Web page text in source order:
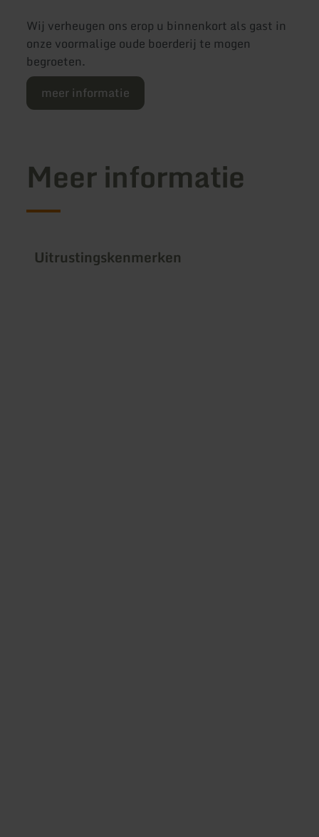
Wij verheugen ons erop u binnenkort als gast in
onze voormalige oude boerderij te mogen
begroeten.
meer informatie
Meer informatie
Uitrustingskenmerken